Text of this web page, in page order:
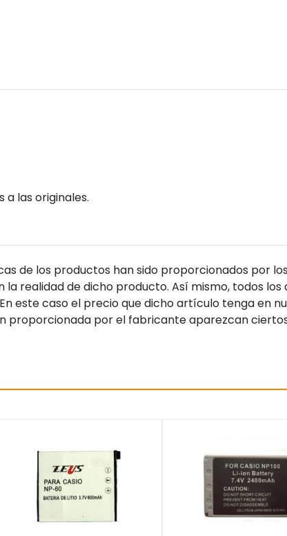
las originales.
de los productos han sido proporcionados por
realidad de dicho producto. Así mismo, todos
este caso el precio que dicho artículo tenga en
proporcionada por el fabricante aparezcan